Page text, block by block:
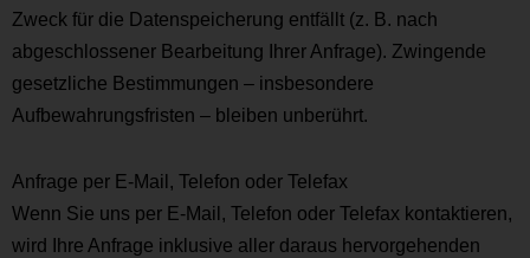
Zweck für die Datenspeicherung entfällt (z. B. nach
abgeschlossener Bearbeitung Ihrer Anfrage). Zwingende
gesetzliche Bestimmungen – insbesondere
Aufbewahrungsfristen – bleiben unberührt.
Anfrage per E-Mail, Telefon oder Telefax
Wenn Sie uns per E-Mail, Telefon oder Telefax kontaktieren,
wird Ihre Anfrage inklusive aller daraus hervorgehenden